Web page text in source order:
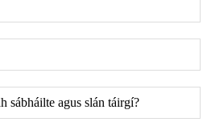
sábháilte agus slán táirgí?